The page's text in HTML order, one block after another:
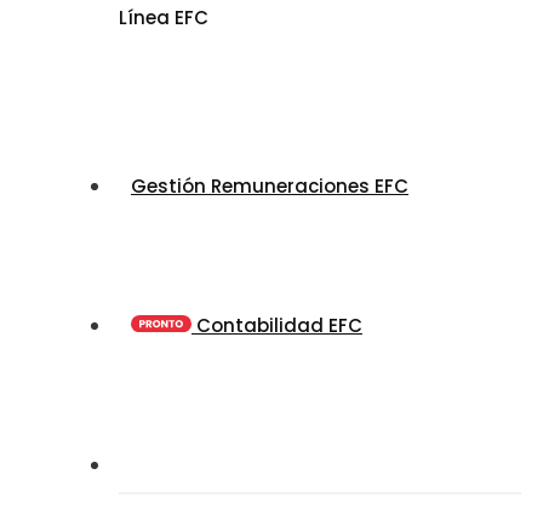
Línea EFC
Gestión Remuneraciones EFC
Contabilidad EFC